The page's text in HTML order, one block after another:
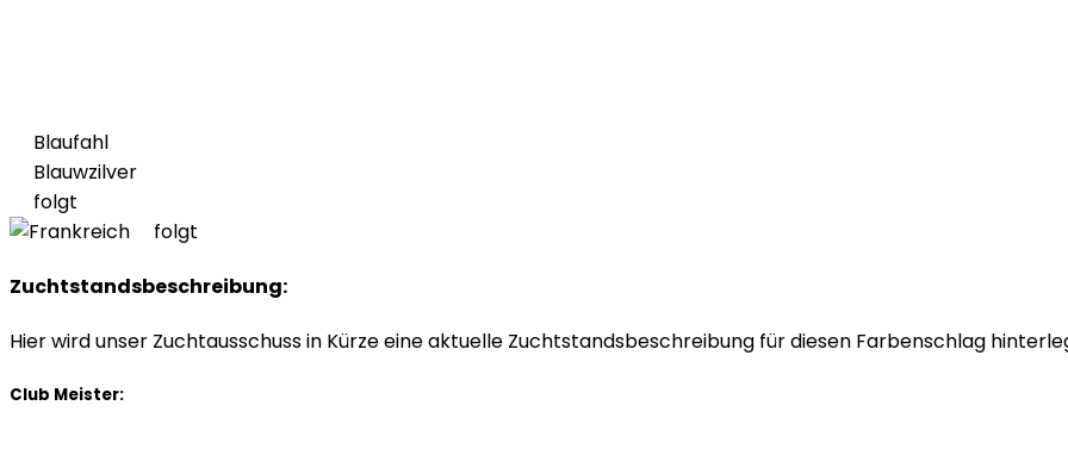
Blaufahl
Blauwzilver
folgt
folgt
Zuchtstandsbeschreibung:
Hier wird unser Zuchtausschuss in Kürze eine aktuelle Zuchtstandsbeschreibung für diesen Farbenschlag
Club Meister: